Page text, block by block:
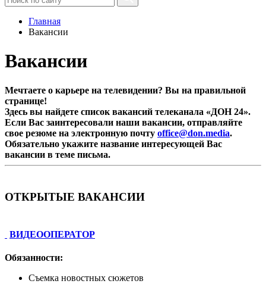
Главная
Вакансии
Вакансии
Мечтаете о карьере на телевидении? Вы на правильной
странице!
Здесь вы найдете список вакансий телеканала «ДОН 24».
Если Вас заинтересовали наши вакансии, отправляйте
свое резюме на электронную почту office@don.media.
Обязательно укажите название интересующей Вас
вакансии в теме письма.
ОТКРЫТЫЕ ВАКАНСИИ
ВИДЕООПЕРАТОР
Обязанности:
Съемка новостных сюжетов